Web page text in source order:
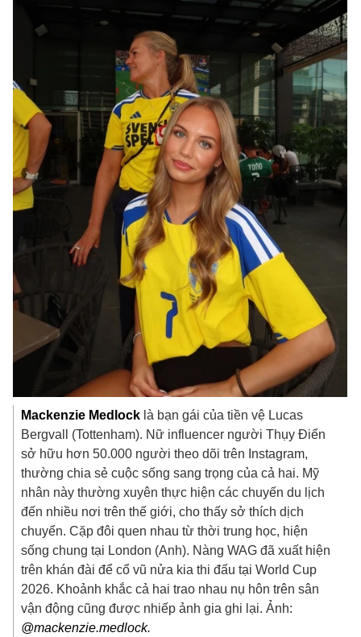
Mackenzie Medlock là bạn gái của tiền vệ Lucas
Bergvall (Tottenham). Nữ influencer người Thụy Điển
sở hữu hơn 50.000 người theo dõi trên Instagram,
thường chia sẻ cuộc sống sang trọng của cả hai. Mỹ
nhân này thường xuyên thực hiện các chuyến du lịch
đến nhiều nơi trên thế giới, cho thấy sở thích dịch
chuyển. Cặp đôi quen nhau từ thời trung học, hiện
sống chung tại London (Anh). Nàng WAG đã xuất hiện
trên khán đài để cổ vũ nửa kia thi đấu tại World Cup
2026. Khoảnh khắc cả hai trao nhau nụ hôn trên sân
vận động cũng được nhiếp ảnh gia ghi lại. Ảnh:
@mackenzie.medlock.